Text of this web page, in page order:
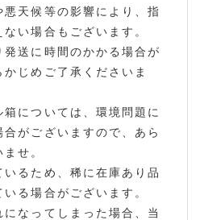
天候等の影響により、指
い場合もございます。
送に時間のかかる場合が
じめご了承くださいま
については、環境問題に
がございますので、あら
せ。
るため、稀に在庫あり品
る場合がございます。
になってしまった場合、当